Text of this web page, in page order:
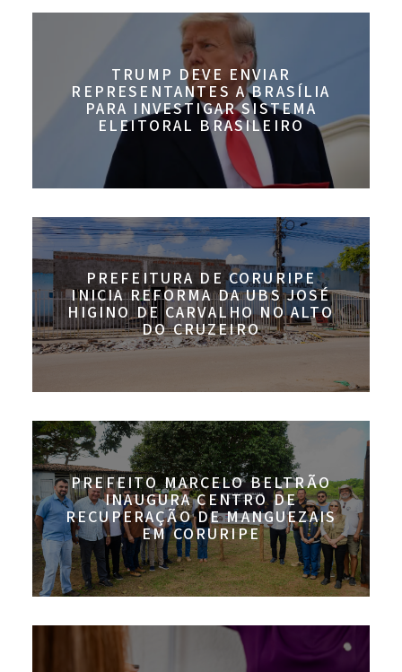
TRUMP DEVE ENVIAR
REPRESENTANTES A BRASÍLIA
PARA INVESTIGAR SISTEMA
ELEITORAL BRASILEIRO
PREFEITURA DE CORURIPE
INICIA REFORMA DA UBS JOSÉ
HIGINO DE CARVALHO NO ALTO
DO CRUZEIRO
PREFEITO MARCELO BELTRÃO
INAUGURA CENTRO DE
RECUPERAÇÃO DE MANGUEZAIS
EM CORURIPE